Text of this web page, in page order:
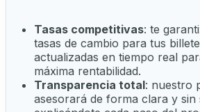
Tasas competitivas: te
tasas de cambio para tus
actualizadas en tiempo real
máxima rentabilidad.
Transparencia total: nuestro
asesorará de forma clara y sin